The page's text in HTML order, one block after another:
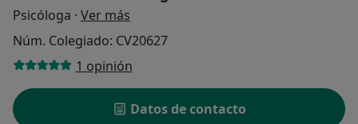
Psicóloga · Ver más
Núm. Colegiado: CV20627
1 opinión
Datos de contacto